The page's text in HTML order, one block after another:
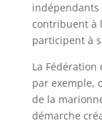
indépendants
contribuent à
participent à
La Fédération
par exemple,
de la
démarche